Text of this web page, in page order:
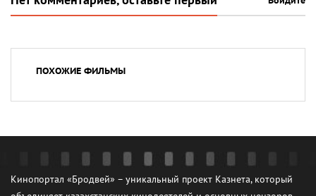
ПОХОЖИЕ ФИЛЬМЫ
Кинопортал «Бродвей» – уникальный проект Казнета, который